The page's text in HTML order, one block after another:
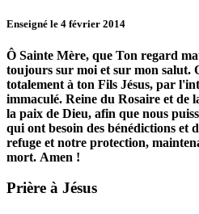
Enseigné le 4 février 2014
Ô Sainte Mère, que Ton regard
toujours sur moi et sur mon salut.
totalement à ton Fils Jésus, par
immaculé. Reine du Rosaire et de
la paix de Dieu, afin que nous
qui ont besoin des bénédictions et
refuge et notre protection,
mort. Amen !
Prière à Jésus